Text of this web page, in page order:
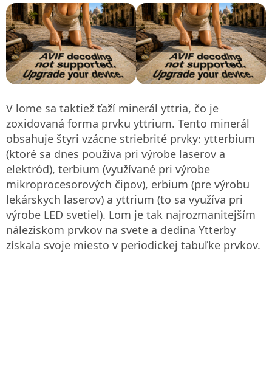
V lome sa taktiež ťaží minerál yttria, čo je
zoxidovaná forma prvku yttrium. Tento minerál
obsahuje štyri vzácne striebrité prvky: ytterbium
(ktoré sa dnes používa pri výrobe laserov a
elektród), terbium (využívané pri výrobe
mikroprocesorových čipov), erbium (pre výrobu
lekárskych laserov) a yttrium (to sa využíva pri
výrobe LED svetiel). Lom je tak najrozmanitejším
náleziskom prvkov na svete a dedina Ytterby
získala svoje miesto v periodickej tabuľke prvkov.